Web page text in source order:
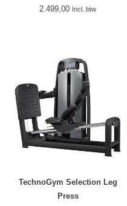
2.499,00 Incl. btw
TechnoGym Selection Leg
Press